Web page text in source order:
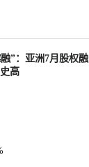
”：亚洲7月股权融
高